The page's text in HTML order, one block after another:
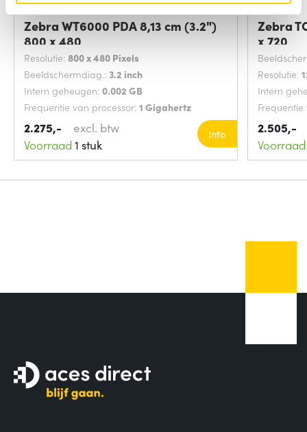
Zebra WT6000 PDA 8,13 cm (3.2")
800 x 480
Resolutie: 800 x 480 Pixels
Beeldschermdiag.: 3.2 inch
Intern geheugen: 0.002 GB
Frequentie van processor: 1 Gigahertz
2.275,-
excl. btw
Voorraad 1 stuk
Info
Zebra
x 720
Resolutie:
Intern
2.505,-
Voorraad